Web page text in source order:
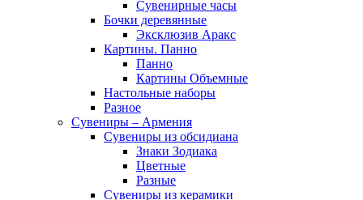
Сувенирные часы
Бочки деревянные
Эксклюзив Аракс
Картины. Панно
Панно
Картины Объемные
Настольные наборы
Разное
Сувениры – Армения
Сувениры из обсидиана
Знаки Зодиака
Цветные
Разные
Сувениры из керамики